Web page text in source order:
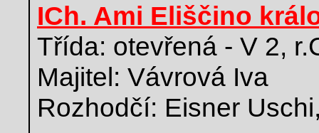
ICh. Ami Eliščino
Třída: otevřená - V 2,
Majitel: Vávrová Iva
Rozhodčí: Eisner